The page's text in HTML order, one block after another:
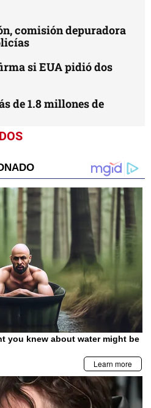
comisión depuradora
si EUA pidió dos
de 1.8 millones de